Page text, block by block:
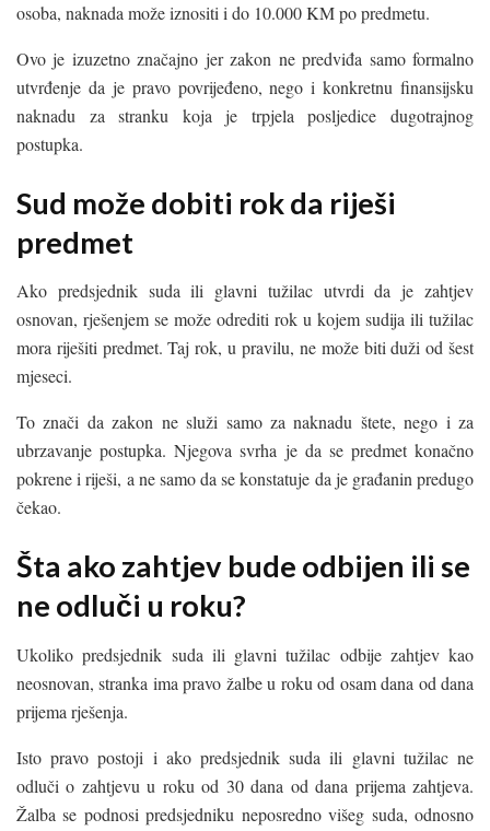
osoba, naknada može iznositi i do 10.000 KM po predmetu.
Ovo je izuzetno značajno jer zakon ne predviđa samo formalno
utvrđenje da je pravo povrijeđeno, nego i konkretnu finansijsku
naknadu za stranku koja je trpjela posljedice dugotrajnog
postupka.
Sud može dobiti rok da riješi
predmet
Ako predsjednik suda ili glavni tužilac utvrdi da je zahtjev
osnovan, rješenjem se može odrediti rok u kojem sudija ili tužilac
mora riješiti predmet. Taj rok, u pravilu, ne može biti duži od šest
mjeseci.
To znači da zakon ne služi samo za naknadu štete, nego i za
ubrzavanje postupka. Njegova svrha je da se predmet konačno
pokrene i riješi, a ne samo da se konstatuje da je građanin predugo
čekao.
Šta ako zahtjev bude odbijen ili se
ne odluči u roku?
Ukoliko predsjednik suda ili glavni tužilac odbije zahtjev kao
neosnovan, stranka ima pravo žalbe u roku od osam dana od dana
prijema rješenja.
Isto pravo postoji i ako predsjednik suda ili glavni tužilac ne
odluči o zahtjevu u roku od 30 dana od dana prijema zahtjeva.
Žalba se podnosi predsjedniku neposredno višeg suda, odnosno